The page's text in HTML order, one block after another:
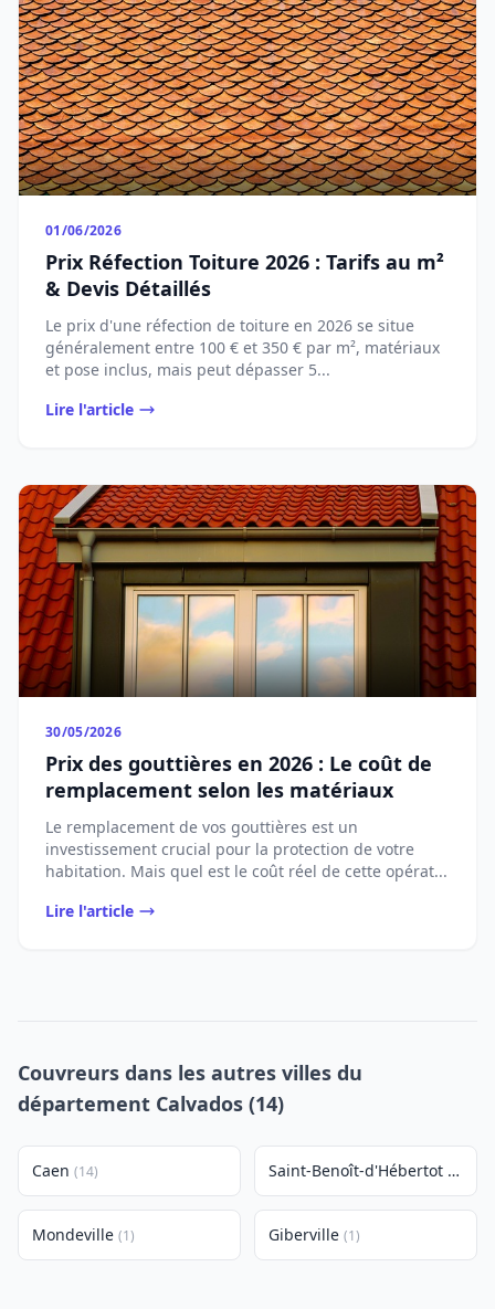
01/06/2026
Prix Réfection Toiture 2026 : Tarifs au m²
& Devis Détaillés
Le prix d'une réfection de toiture en 2026 se situe
généralement entre 100 € et 350 € par m², matériaux
et pose inclus, mais peut dépasser 5...
Lire l'article
30/05/2026
Prix des gouttières en 2026 : Le coût de
remplacement selon les matériaux
Le remplacement de vos gouttières est un
investissement crucial pour la protection de votre
habitation. Mais quel est le coût réel de cette opérat...
Lire l'article
Couvreurs dans les autres villes du
département Calvados (14)
Caen (14) Saint-Benoît-d'Hébertot (1)
Mondeville (1) Giberville (1)